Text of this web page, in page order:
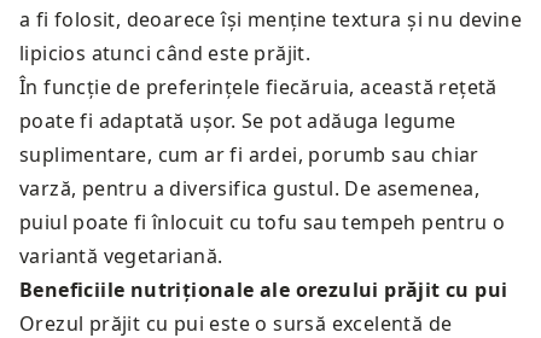
a fi folosit, deoarece își menține textura și nu devine
lipicios atunci când este prăjit.
În funcție de preferințele fiecăruia, această rețetă
poate fi adaptată ușor. Se pot adăuga legume
suplimentare, cum ar fi ardei, porumb sau chiar
varză, pentru a diversifica gustul. De asemenea,
puiul poate fi înlocuit cu tofu sau tempeh pentru o
variantă vegetariană.
Beneficiile nutriționale ale orezului prăjit cu pui
Orezul prăjit cu pui este o sursă excelentă de